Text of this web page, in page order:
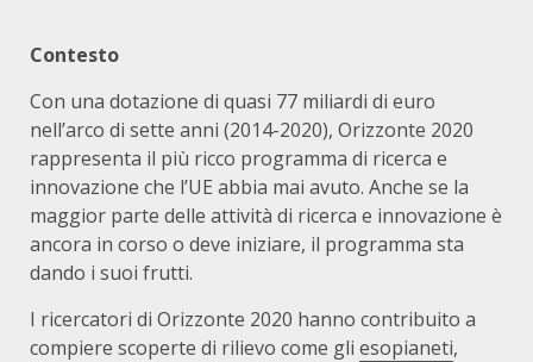
Contesto
Con una dotazione di quasi 77 miliardi di euro
nell’arco di sette anni (2014-2020), Orizzonte 2020
rappresenta il più ricco programma di ricerca e
innovazione che l’UE abbia mai avuto. Anche se la
maggior parte delle attività di ricerca e innovazione è
ancora in corso o deve iniziare, il programma sta
dando i suoi frutti.
I ricercatori di Orizzonte 2020 hanno contribuito a
compiere scoperte di rilievo come gli esopianeti,